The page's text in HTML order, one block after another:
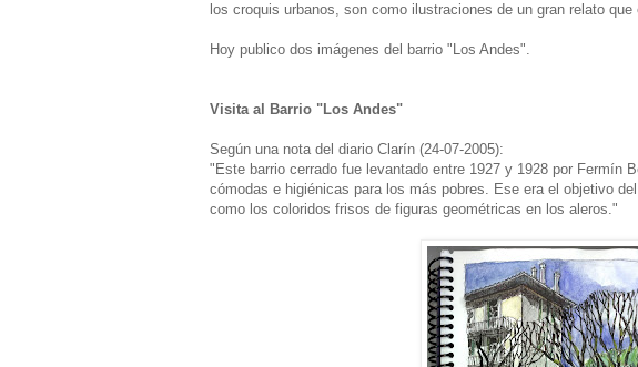
los croquis urbanos, son como ilustraciones de un gran relato que
Hoy publico dos imágenes del barrio "Los Andes".
Visita al Barrio "Los Andes"
Según una nota del diario Clarín (24-07-2005):
"Este barrio cerrado fue levantado entre 1927 y 1928 por Fermín
cómodas e higiénicas para los más pobres. Ese era el objetivo
como los coloridos frisos de figuras geométricas en los aleros."